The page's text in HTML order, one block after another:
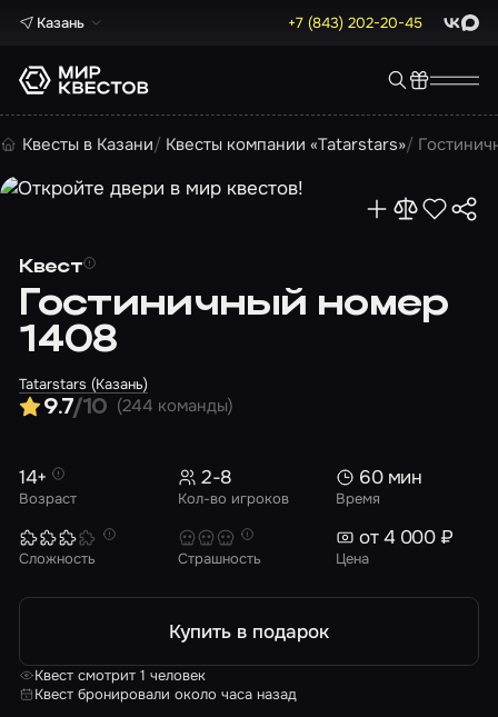
Казань +7 (843) 202-20-45 Max
Квесты в Казани Квесты компании «Tatarstars»
Квест
Гостиничный номер
1408
Tatarstars (Казань)
9.7/10 (244 команды)
Возраст
14+
Кол-во игроков
2-8
Время
60 мин
Сложность Страшность Цена
от 4 000 ₽
Купить в подарок
Квест смотрит 1 человек
Квест бронировали около часа назад